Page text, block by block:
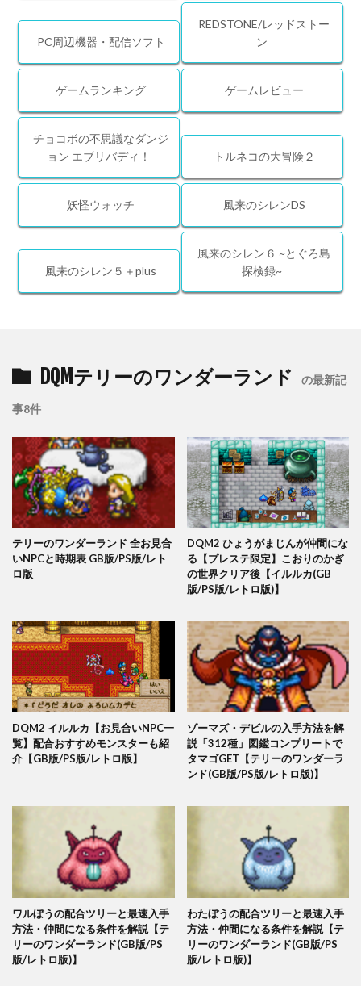
PC周辺機器・配信ソフト
REDSTONE/レッドストー
ン
ゲームランキング ゲームレビュー
チョコボの不思議なダンジ
ョン エブリバディ！
トルネコの大冒険２
妖怪ウォッチ 風来のシレンDS
風来のシレン５＋plus
風来のシレン６ ~とぐろ島
探検録~
DQMテリーのワンダーランド の最新記
事8件
テリーのワンダーランド 全お見合
いNPCと時期表 GB版/PS版/レト
ロ版
DQM2 ひょうがまじんが仲間にな
る【プレステ限定】こおりのかぎ
の世界クリア後【イルルカ(GB
版/PS版/レトロ版)】
DQM2 イルルカ【お見合いNPC一
覧】配合おすすめモンスターも紹
介【GB版/PS版/レトロ版】
ゾーマズ・デビルの入手方法を解
説「312種」図鑑コンプリートで
タマゴGET【テリーのワンダーラ
ンド(GB版/PS版/レトロ版)】
ワルぼうの配合ツリーと最速入手
方法・仲間になる条件を解説【テ
リーのワンダーランド(GB版/PS
版/レトロ版)】
わたぼうの配合ツリーと最速入手
方法・仲間になる条件を解説【テ
リーのワンダーランド(GB版/PS
版/レトロ版)】